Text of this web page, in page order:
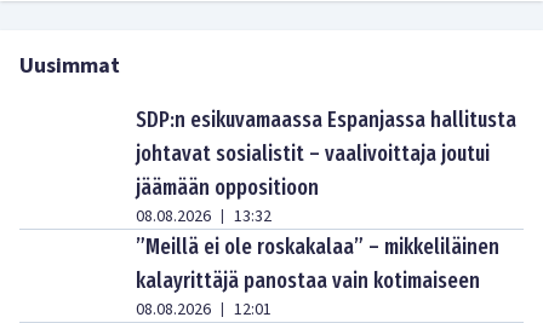
Uusimmat
SDP:n esikuvamaassa Espanjassa hallitusta
johtavat sosialistit – vaalivoittaja joutui
jäämään oppositioon
08.08.2026 | 13:32
”Meillä ei ole roskakalaa” – mikkeliläinen
kalayrittäjä panostaa vain kotimaiseen
08.08.2026 | 12:01